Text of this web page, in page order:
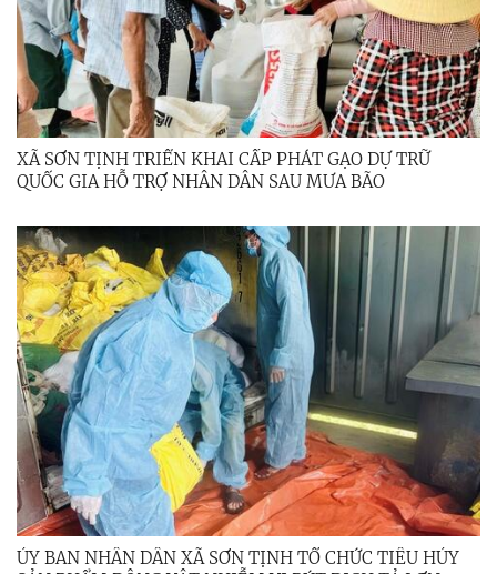
XÃ SƠN TỊNH TRIỂN KHAI CẤP PHÁT GẠO DỰ TRỮ
QUỐC GIA HỖ TRỢ NHÂN DÂN SAU MƯA BÃO
ỦY BAN NHÂN DÂN XÃ SƠN TỊNH TỔ CHỨC TIÊU HỦY